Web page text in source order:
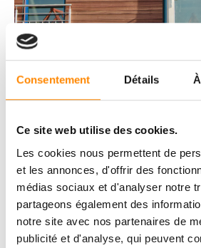
Consentement Détails
Ce site web utilise des cookies.
Les cookies nous permettent de
et les annonces, d'offrir des
médias sociaux et d'analyser notre
partageons également des
notre site avec nos partenaires de
publicité et d'analyse, qui peuvent